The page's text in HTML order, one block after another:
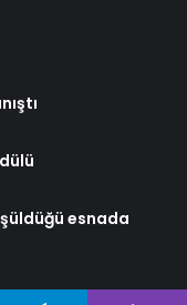
esnada